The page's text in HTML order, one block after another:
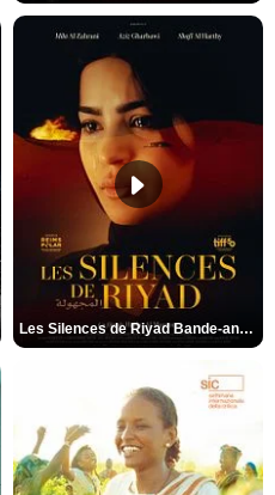
Les Silences de Riyad Bande-annonce VO STFR